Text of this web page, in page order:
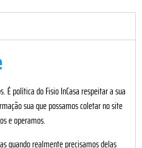
política do Fisio InCasa respeitar a sua
sua que possamos coletar no site
e operamos.
quando realmente precisamos delas